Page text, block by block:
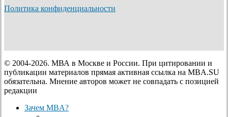
Политика конфиденциальности
© 2004-2026. МВА в Москве и России. При цитировании и
публикации материалов прямая активная ссылка на MBA.SU
обязательна. Мнение авторов может не совпадать с позицией
редакции
Close
Зачем MBA?